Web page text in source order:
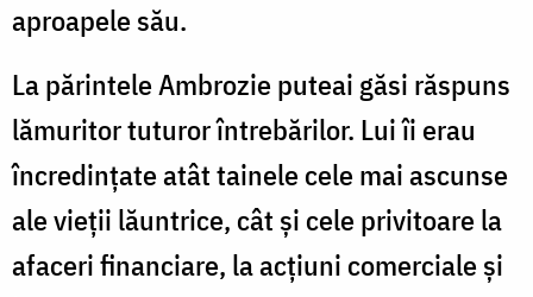
aproapele său.
La părintele Ambrozie puteai găsi răspuns
lămuritor tuturor întrebărilor. Lui îi erau
încredințate atât tainele cele mai ascunse
ale vieții lăuntrice, cât și cele privitoare la
afaceri financiare, la acțiuni comerciale și